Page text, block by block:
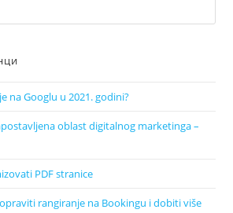
na Googlu u 2021. godini?
oblast digitalnog marketinga –
PDF stranice
rangiranje na Bookingu i dobiti više